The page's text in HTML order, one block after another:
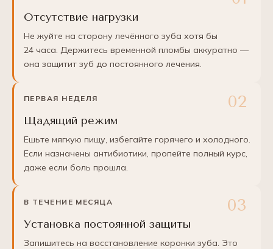
Отсутствие нагрузки
Не жуйте на сторону лечённого зуба хотя бы
24 часа. Держитесь временной пломбы аккуратно —
она защитит зуб до постоянного лечения.
ПЕРВАЯ НЕДЕЛЯ
Щадящий режим
Ешьте мягкую пищу, избегайте горячего и холодного.
Если назначены антибиотики, пропейте полный курс,
даже если боль прошла.
В ТЕЧЕНИЕ МЕСЯЦА
Установка постоянной защиты
Запишитесь на восстановление коронки зуба. Это